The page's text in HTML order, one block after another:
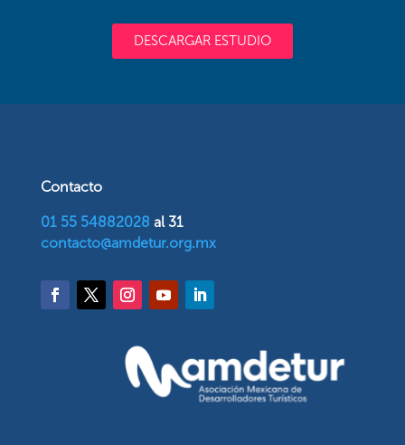
DESCARGAR ESTUDIO
Contacto
01 55 54882028 al 31
contacto@amdetur.org.mx